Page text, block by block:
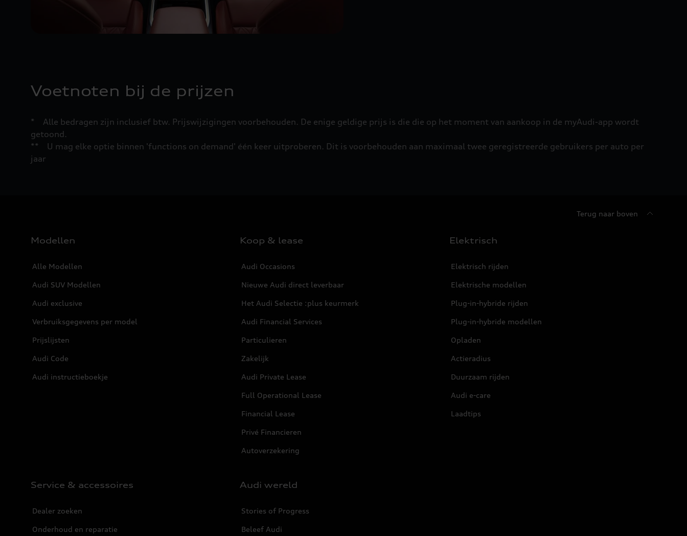
Voetnoten bij de prijzen
* Alle bedragen zijn inclusief btw. Prijswijzigingen voorbehouden. De enige geldige prijs is die die op het moment van aankoop in de myAudi-app wordt
getoond.
** U mag elke optie binnen 'functions on demand' één keer uitproberen. Dit is voorbehouden aan maximaal twee geregistreerde gebruikers per auto per
jaar
Terug naar boven
Modellen
Alle Modellen
Audi SUV Modellen
Audi exclusive
Verbruiksgegevens per model
Prijslijsten
Audi Code
Audi instructieboekje
Koop & lease
Audi Occasions
Nieuwe Audi direct leverbaar
Het Audi Selectie :plus keurmerk
Audi Financial Services
Particulieren
Zakelijk
Audi Private Lease
Full Operational Lease
Financial Lease
Privé Financieren
Autoverzekering
Elektrisch
Elektrisch rijden
Elektrische modellen
Plug-in-hybride rijden
Plug-in-hybride modellen
Opladen
Actieradius
Duurzaam rijden
Audi e-care
Laadtips
Service & accessoires
Dealer zoeken
Onderhoud en reparatie
Audi wereld
Stories of Progress
Beleef Audi